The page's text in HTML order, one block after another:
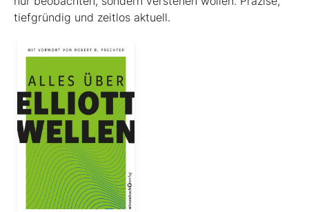
tiefgründig und zeitlos aktuell.